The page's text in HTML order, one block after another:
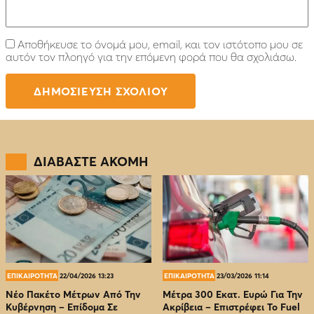
Αποθήκευσε το όνομά μου, email, και τον ιστότοπο μου σε
αυτόν τον πλοηγό για την επόμενη φορά που θα σχολιάσω.
ΔΙΑΒΑΣΤΕ ΑΚΟΜΗ
ΕΠΙΚΑΙΡΟΤΗΤΑ 22/04/2026 13:23
Νέο Πακέτο Μέτρων Από Την
Κυβέρνηση – Επίδομα Σε
ΕΠΙΚΑΙΡΟΤΗΤΑ 23/03/2026 11:14
Μέτρα 300 Εκατ. Ευρώ Για Την
Ακρίβεια – Επιστρέφει Το Fuel